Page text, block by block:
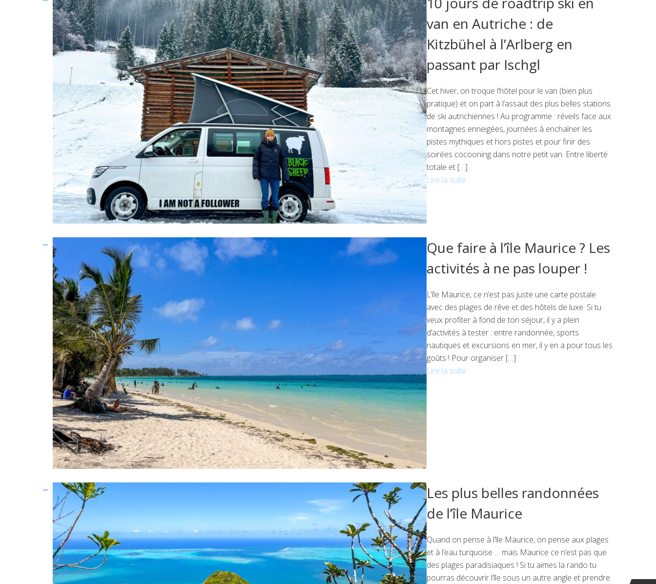
van en Autriche : de
Kitzbühel à l’Arlberg en
passant par Ischgl
Cet hiver, on troque l’hôtel pour le van (bien plus
pratique) et on part à l’assaut des plus belles stations
de ski autrichiennes ! Au programme : réveils face aux
montagnes enneigées, journées à enchaîner les
pistes mythiques et hors pistes et pour finir des
soirées cocooning dans notre petit van. Entre liberté
totale et […]
Lire la suite
Que faire à l’île Maurice ? Les
activités à ne pas louper !
L’île Maurice, ce n’est pas juste une carte postale
avec des plages de rêve et des hôtels de luxe. Si tu
veux profiter à fond de ton séjour, il y a plein
d’activités à tester : entre randonnée, sports
nautiques et excursions en mer, il y en a pour tous les
goûts ! Pour organiser […]
Lire la suite
Les plus belles randonnées
de l’île Maurice
Quand on pense à l’île Maurice, on pense aux plages
et à l’eau turquoise … mais Maurice ce n’est pas que
des plages paradisiaques ! Si tu aimes la rando tu
pourras découvrir l’île sous un autre angle et prendre